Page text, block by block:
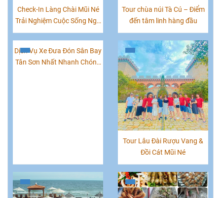
Check-In Làng Chài Mũi Né
Trải Nghiệm Cuộc Sống Ngư
Dân Xứ Biển
Tour chùa núi Tà Cú – Điểm
đến tâm linh hàng đầu
Dịch Vụ Xe Đưa Đón Sân Bay
Tân Sơn Nhất Nhanh Chóng
Tour Lâu Đài Rượu Vang &
Đồi Cát Mũi Né